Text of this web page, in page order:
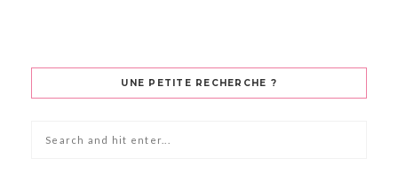
UNE PETITE RECHERCHE ?